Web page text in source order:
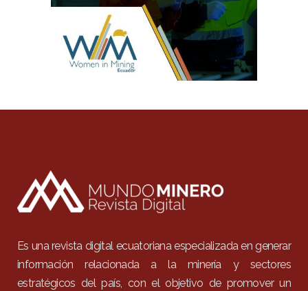
Es una revista digital ecuatoriana especializada en generar
información relacionada a la minería y sectores
estratégicos del país, con el objetivo de promover un